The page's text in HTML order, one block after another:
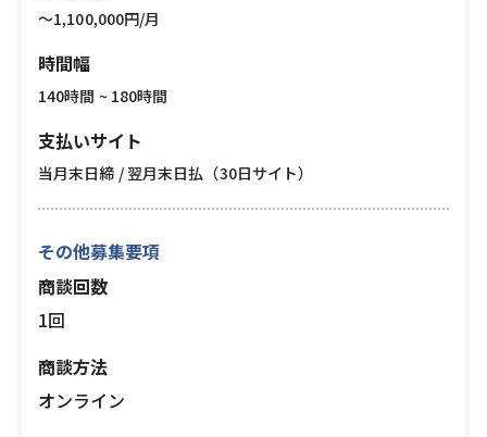
〜1,100,000円/月
時間幅
140時間 ~ 180時間
支払いサイト
当月末日締 / 翌月末日払（30日サイト）
その他募集要項
商談回数
1回
商談方法
オンライン